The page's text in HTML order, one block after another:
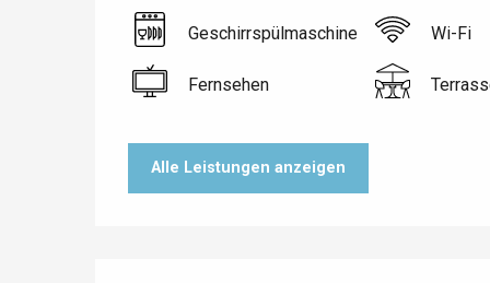
Geschirrspülmaschine Wi-Fi
Fernsehen
Alle Leistungen anzeigen